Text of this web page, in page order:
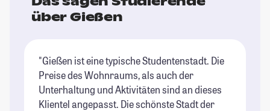
über Gießen
"Gießen ist eine typische Studentenstadt. Die
Preise des Wohnraums, als auch der
Unterhaltung und Aktivitäten sind an dieses
Klientel angepasst. Die schönste Stadt der